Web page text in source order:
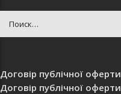
Договір публічної оферти
Договір публічної оферти